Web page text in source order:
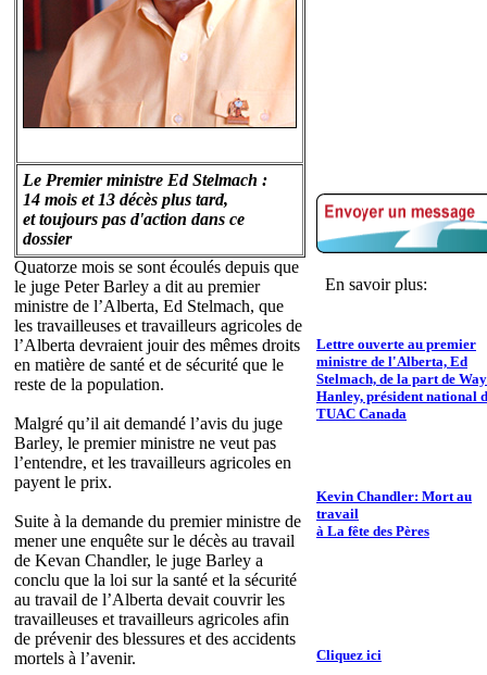
Le Premier ministre Ed Stelmach :
14 mois et 13 décès plus tard,
et toujours pas d'action dans ce
dossier
Quatorze mois se sont écoulés depuis que
le juge Peter Barley a dit au premier
ministre de l’Alberta, Ed Stelmach, que
les travailleuses et travailleurs agricoles de
l’Alberta devraient jouir des mêmes droits
en matière de santé et de sécurité que le
reste de la population.
Malgré qu’il ait demandé l’avis du juge
Barley, le premier ministre ne veut pas
l’entendre, et les travailleurs agricoles en
payent le prix.
Suite à la demande du premier ministre de
mener une enquête sur le décès au travail
de Kevan Chandler, le juge Barley a
conclu que la loi sur la santé et la sécurité
au travail de l’Alberta devait couvrir les
travailleuses et travailleurs agricoles afin
de prévenir des blessures et des accidents
mortels à l’avenir.
En savoir plus:
Lettre ouverte au premier
ministre de l'Alberta, Ed
Stelmach, de la part de
Hanley, président national
TUAC Canada
Kevin Chandler: Mort au
travail
à La fête des Pères
Cliquez ici